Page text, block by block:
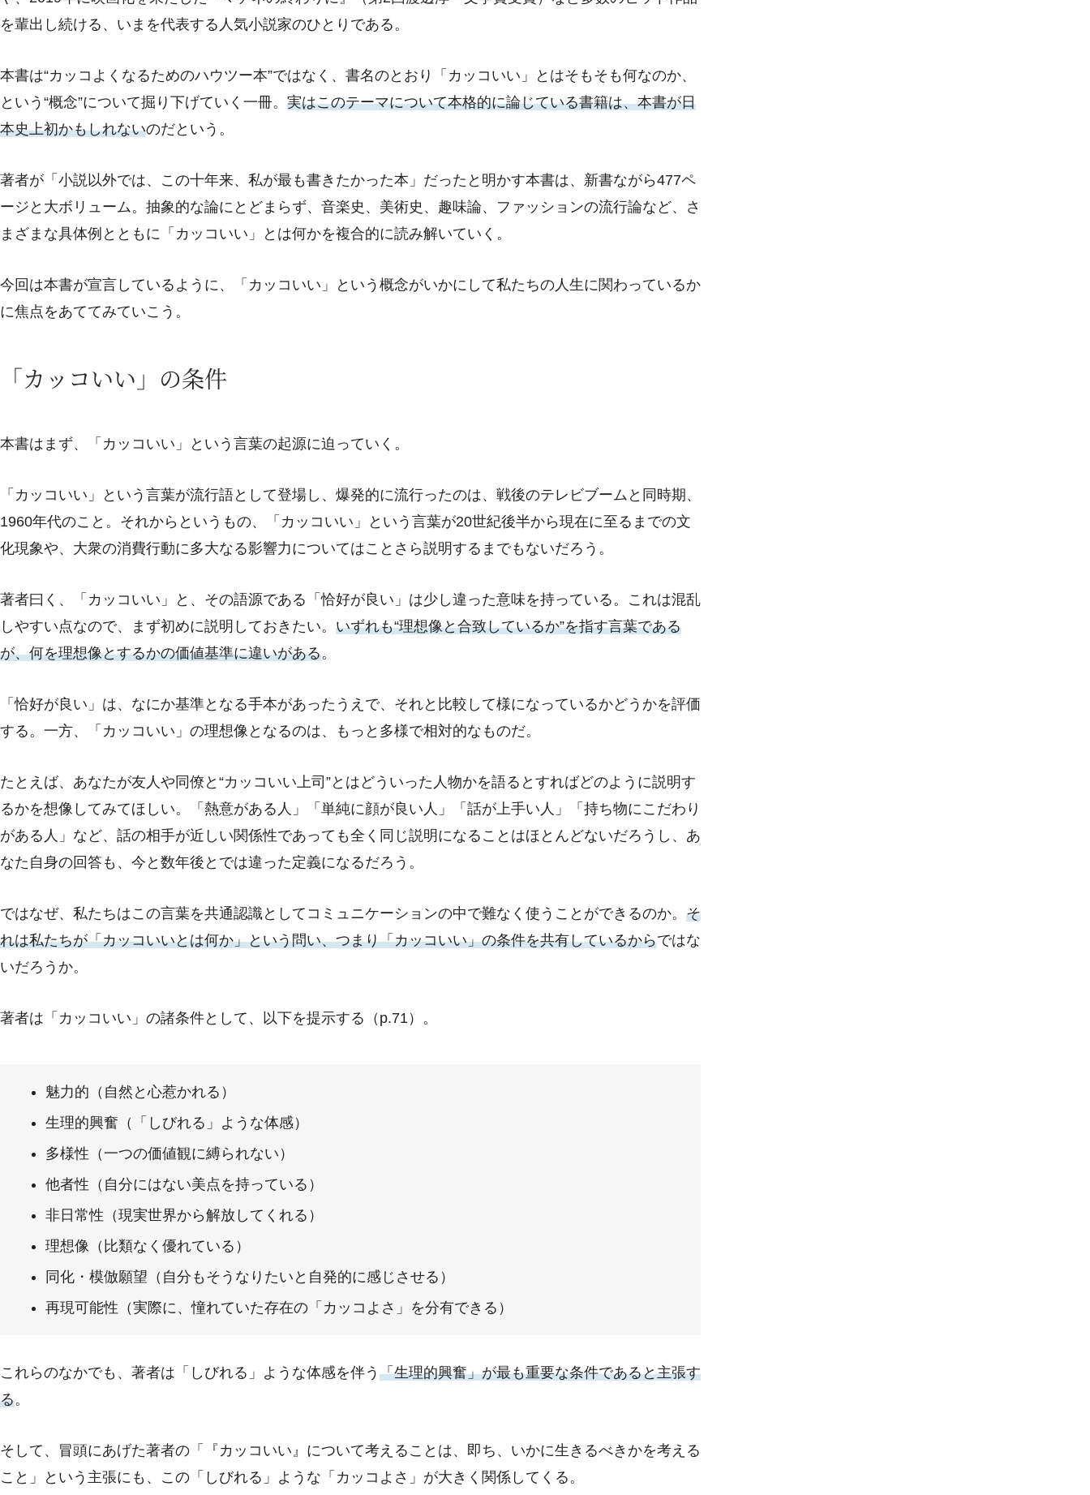
を輩出し続ける、いまを代表する人気小説家のひとりである。
本書は“カッコよくなるためのハウツー本”ではなく、書名のとおり「カッコいい」とはそもそも何なのか、
という“概念”について掘り下げていく一冊。 実はこのテーマについて本格的に論じている書籍は、本書が日
本史上初かもしれないのだという。
著者が「小説以外では、この十年来、私が最も書きたかった本」だったと明かす本書は、新書ながら477ペ
ージと大ボリューム。抽象的な論にとどまらず、音楽史、美術史、趣味論、ファッションの流行論など、さ
まざまな具体例とともに「カッコいい」とは何かを複合的に読み解いていく。
今回は本書が宣言しているように、「カッコいい」という概念がいかにして私たちの人生に関わっているか
に焦点をあててみていこう。
「カッコいい」の条件
本書はまず、「カッコいい」という言葉の起源に迫っていく。
「カッコいい」という言葉が流行語として登場し、爆発的に流行ったのは、戦後のテレビブームと同時期、
1960年代のこと。それからというもの、「カッコいい」という言葉が20世紀後半から現在に至るまでの文
化現象や、大衆の消費行動に多大なる影響力についてはことさら説明するまでもないだろう。
著者曰く、「カッコいい」と、その語源である「恰好が良い」は少し違った意味を持っている。これは混乱
しやすい点なので、まず初めに説明しておきたい。 いずれも“理想像と合致しているか”を指す言葉である
が、何を理想像とするかの価値基準に違いがある。
「恰好が良い」は、なにか基準となる手本があったうえで、それと比較して様になっているかどうかを評価
する。一方、「カッコいい」の理想像となるのは、もっと多様で相対的なものだ。
たとえば、あなたが友人や同僚と“カッコいい上司”とはどういった人物かを語るとすればどのように説明す
るかを想像してみてほしい。「熱意がある人」「単純に顔が良い人」「話が上手い人」「持ち物にこだわり
がある人」など、話の相手が近しい関係性であっても全く同じ説明になることはほとんどないだろうし、あ
なた自身の回答も、今と数年後とでは違った定義になるだろう。
ではなぜ、私たちはこの言葉を共通認識としてコミュニケーションの中で難なく使うことができるのか。 そ
れは私たちが「カッコいいとは何か」という問い、つまり「カッコいい」の条件を共有しているからではな
いだろうか。
著者は「カッコいい」の諸条件として、以下を提示する（p.71）。
魅力的（自然と心惹かれる）
生理的興奮（「しびれる」ような体感）
多様性（一つの価値観に縛られない）
他者性（自分にはない美点を持っている）
非日常性（現実世界から解放してくれる）
理想像（比類なく優れている）
同化・模倣願望（自分もそうなりたいと自発的に感じさせる）
再現可能性（実際に、憧れていた存在の「カッコよさ」を分有できる）
これらのなかでも、著者は「しびれる」ような体感を伴う 「生理的興奮」が最も重要な条件であると主張す
る。
そして、冒頭にあげた著者の「『カッコいい』について考えることは、即ち、いかに生きるべきかを考える
こと」という主張にも、この「しびれる」ような「カッコよさ」が大きく関係してくる。